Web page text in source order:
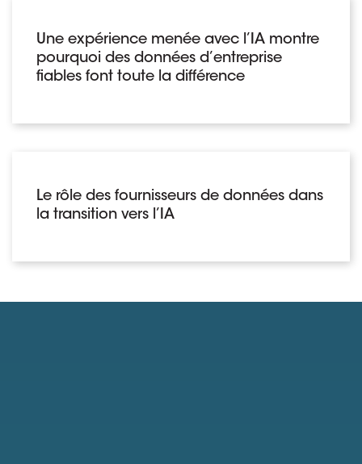
Une expérience menée avec l’IA montre
pourquoi des données d’entreprise
fiables font toute la différence
Le rôle des fournisseurs de données dans
la transition vers l’IA